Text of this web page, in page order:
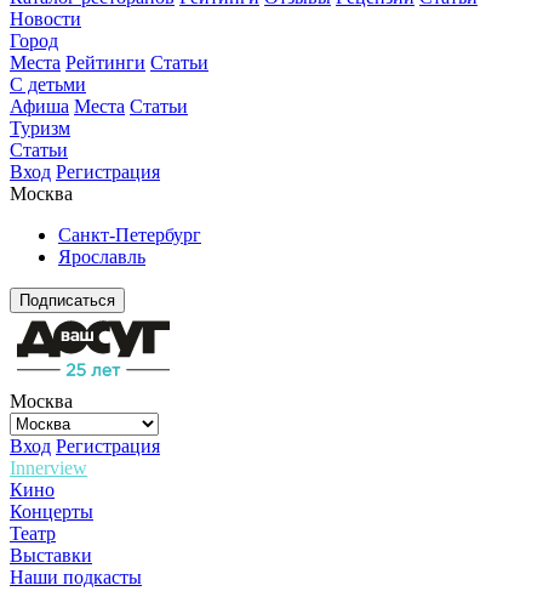
Новости
Город
Места Рейтинги Статьи
С детьми
Афиша Места Статьи
Туризм
Статьи
Вход Регистрация
Москва
Санкт-Петербург
Ярославль
Подписаться
Москва
Вход Регистрация
Innerview
Кино
Концерты
Театр
Выставки
Наши подкасты